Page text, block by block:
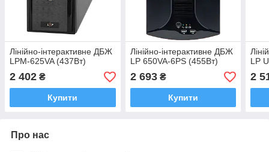
Лінійно-інтерактивне ДБЖ
LPM-625VA (437Вт)
2 402 ₴
Купити
Лінійно-інтерактивне ДБЖ
LP 650VA-6PS (455Вт)
2 693₴
Купити
LP
2
Про нас